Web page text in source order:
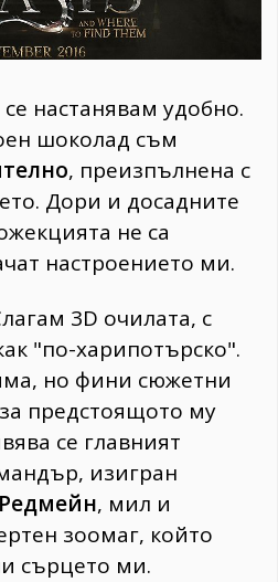
настанявам удобно.
шоколад съм
, преизпълнена с
Дори и досадните
не са
настроението ми.
3D очилата, с
"по-харипотърско".
но фини сюжетни
предстоящото му
се главният
изигран
, мил и
зоомаг, който
сърцето ми.